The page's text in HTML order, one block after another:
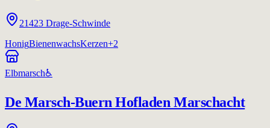
21423 Drage-Schwinde
HonigBienenwachsKerzen+2
Elbmarsch♿
De Marsch-Buern Hofladen Marschacht